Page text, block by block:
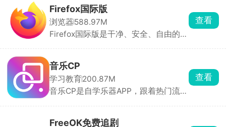
不开，弹窗通知全部屏蔽，想刷抖音、
打游戏完全没机会。后台完整记录每日
专注时长、玩手机时长、锁机次数，用
图表直观看见时间花在哪，方便复盘调
Firefox国际版
浏览器588.97M
Firefox国际版是干净、安全、自由的浏
器、跨设备同步，密码自动保存填充。
能装广告拦截等插件，自定义主题和布
局。
查看
音乐CP
学习教育200.87M
音乐CP是自学乐器APP，跟着热门流行
循序渐进练，零基础也能稳步上手，不
查看
FreeOK免费追剧